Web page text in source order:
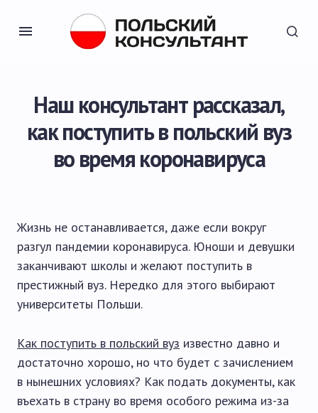
Наш консультант рассказал,
как поступить в польский вуз
во время коронавируса
Жизнь не останавливается, даже если вокруг
разгул пандемии коронавируса. Юноши и девушки
заканчивают школы и желают поступить в
престижный вуз. Нередко для этого выбирают
университеты Польши.
Как поступить в польский вуз известно давно и
достаточно хорошо, но что будет с зачислением
в нынешних условиях? Как подать документы, как
въехать в страну во время особого режима из-за